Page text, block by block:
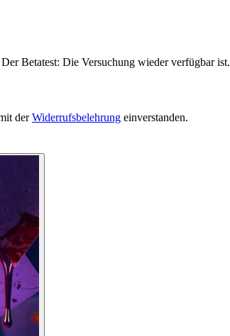
Betatest: Die Versuchung wieder verfügbar ist.
derWiderrufsbelehrung einverstanden.